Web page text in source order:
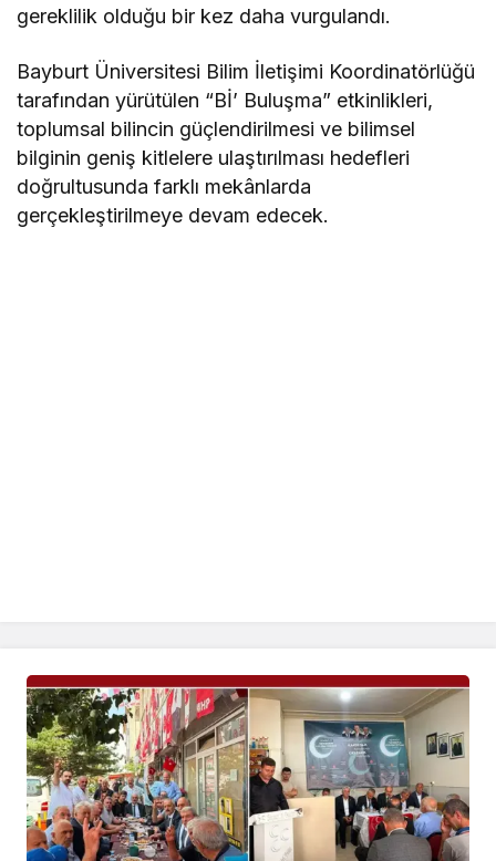
gereklilik olduğu bir kez daha vurgulandı.
Bayburt Üniversitesi Bilim İletişimi Koordinatörlüğü
tarafından yürütülen “Bİ’ Buluşma” etkinlikleri,
toplumsal bilincin güçlendirilmesi ve bilimsel
bilginin geniş kitlelere ulaştırılması hedefleri
doğrultusunda farklı mekânlarda
gerçekleştirilmeye devam edecek.